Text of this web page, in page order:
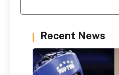
Recent News